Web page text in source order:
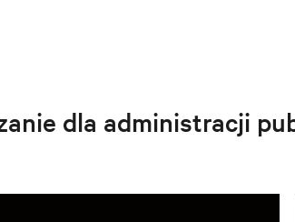
dla administracji